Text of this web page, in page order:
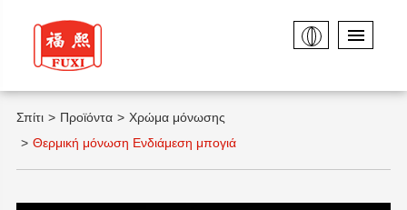
Σπίτι Προϊόντα
Χρώμα μόνωσης
Θερμική μόνωση Ενδιάμεση μπογιά